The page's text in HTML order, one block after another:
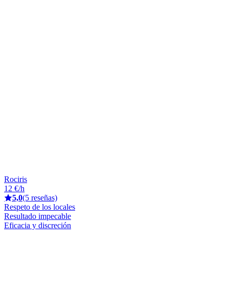
Rociris
12 €/h
5,0(5 reseñas)
Respeto de los locales
Resultado impecable
Eficacia y discreción